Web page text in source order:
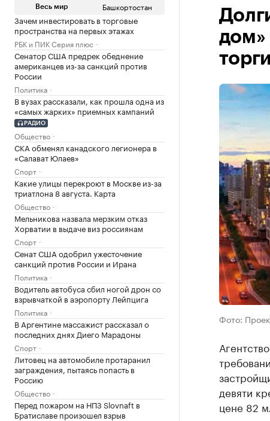
Весь мир Башкортостан
Зачем инвестировать в торговые
пространства на первых этажах
РБК и ПИК Серия плюс
Сенатор США предрек обеднение
американцев из-за санкций против
России
Политика
В вузах рассказали, как прошла одна из
«самых жарких» приемных кампаний
РАДИО
Общество
СКА обменял канадского легионера в
«Салават Юлаев»
Спорт
Какие улицы перекроют в Москве из-за
триатлона 8 августа. Карта
Общество
Мельникова назвала мерзким отказ
Хорватии в выдаче виз россиянам
Спорт
Сенат США одобрил ужесточение
санкций против России и Ирана
Политика
Водитель автобуса сбил ногой дрон со
взрывчаткой в аэропорту Лейпцига
Политика
В Аргентине массажист рассказал о
последних днях Диего Марадоны
Спорт
Литовец на автомобиле протаранил
заграждения, пытаясь попасть в
Россию
Общество
Перед пожаром на НПЗ Slovnaft в
Братиславе произошел взрыв
дом»
торги
Фото:
девяти
цене 82